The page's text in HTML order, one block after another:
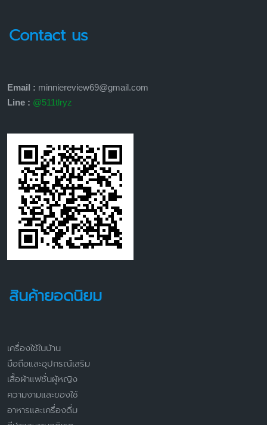
Contact us
Email : minniereview69@gmail.com
Line : @511tlryz
สินค้ายอดนิยม
เครื่องใช้ในบ้าน
มือถือและอุปกรณ์เสริม
เสื้อผ้าแฟชั่นผู้หญิง
ความงามและของใช้
อาหารและเครื่องดื่ม